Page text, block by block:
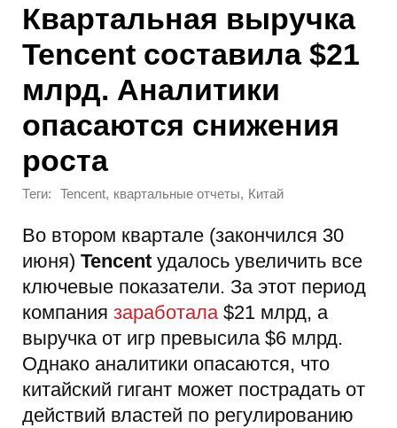
Квартальная выручка
Tencent составила $21
млрд. Аналитики
опасаются снижения
роста
Теги: Tencent, квартальные отчеты, Китай
Во втором квартале (закончился 30
июня) Tencent удалось увеличить все
ключевые показатели. За этот период
компания заработала $21 млрд, а
выручка от игр превысила $6 млрд.
Однако аналитики опасаются, что
китайский гигант может пострадать от
действий властей по регулированию